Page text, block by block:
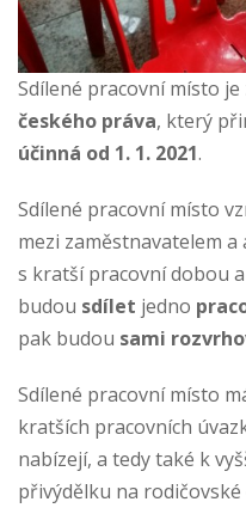
Sdílené pracovní místo je
českého práva, který
účinná od 1. 1. 2021.
Sdílené pracovní místo
mezi zaměstnavatelem
s kratší pracovní dobou
budou sdílet jedno
pak budou sami
Sdílené pracovní místo
kratších pracovních
nabízejí, a tedy také k
přivýdělku na